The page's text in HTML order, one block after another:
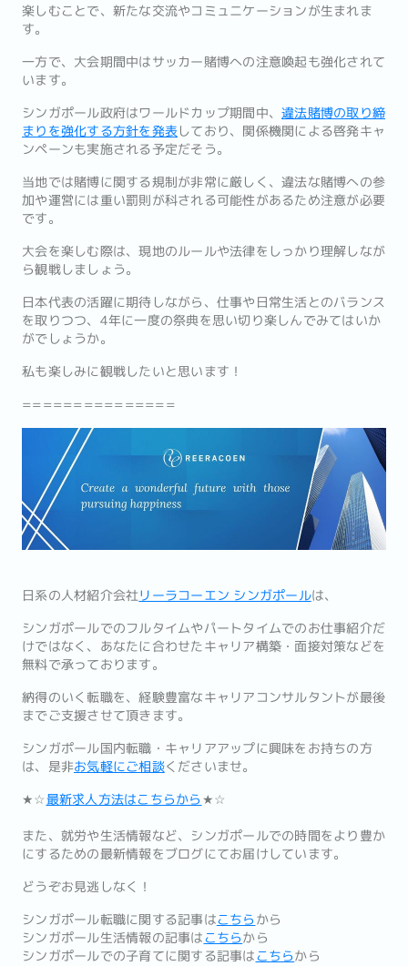
楽しむことで、新たな交流やコミュニケーションが生まれま
す。
一方で、大会期間中はサッカー賭博への注意喚起も強化されて
います。
シンガポール政府はワールドカップ期間中、 違法賭博の取り締
まりを強化する方針を発表しており、関係機関による啓発キャ
ンペーンも実施される予定だそう。
当地では賭博に関する規制が非常に厳しく、違法な賭博への参
加や運営には重い罰則が科される可能性があるため注意が必要
です。
大会を楽しむ際は、現地のルールや法律をしっかり理解しなが
ら観戦しましょう。
日本代表の活躍に期待しながら、仕事や日常生活とのバランス
を取りつつ、4年に一度の祭典を思い切り楽しんでみてはいか
がでしょうか。
私も楽しみに観戦したいと思います！
===============
日系の人材紹介会社リーラコーエン シンガポールは、
シンガポールでのフルタイムやパートタイムでのお仕事紹介だ
けではなく、あなたに合わせたキャリア構築・面接対策などを
無料で承っております。
納得のいく転職を、経験豊富なキャリアコンサルタントが最後
までご支援させて頂きます。
シンガポール国内転職・キャリアアップに興味をお持ちの方
は、是非お気軽にご相談くださいませ。
★☆最新求人方法はこちらから ★☆
また、就労や生活情報など、シンガポールでの時間をより豊か
にするための最新情報をブログにてお届けしています。
どうぞお見逃しなく！
シンガポール転職に関する記事はこちら から
シンガポール生活情報の記事はこちらから
シンガポールでの子育てに関する記事はこちらから